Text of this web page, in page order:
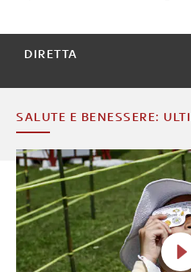
DIRETTA
SALUTE E BENESSERE: